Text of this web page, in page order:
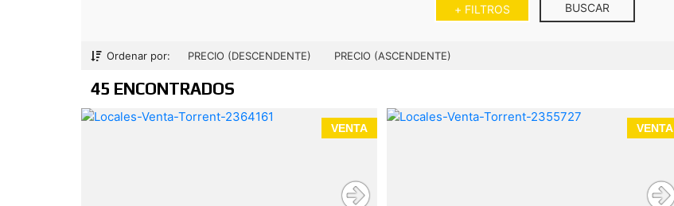
+ FILTROS BUSCAR
Ordenar por: PRECIO (DESCENDENTE) PRECIO (ASCENDENTE)
45 ENCONTRADOS
VENTA VENTA